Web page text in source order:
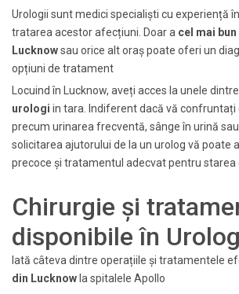
Urologii sunt medici specialiști cu experiență
tratarea acestor afecțiuni. Doar a cel mai
Lucknowsau orice alt oraș poate oferi un
opțiuni de tratament
Locuind în Lucknow, aveți acces la unele
urologi in tara. Indiferent dacă vă confruntați
precum urinarea frecventă, sânge în urină
solicitarea ajutorului de la un urolog vă poate
precoce și tratamentul adecvat pentru starea
Chirurgie și
disponibile în
Iată câteva dintre operațiile și tratamentele
din Lucknow la spitalele Apollo